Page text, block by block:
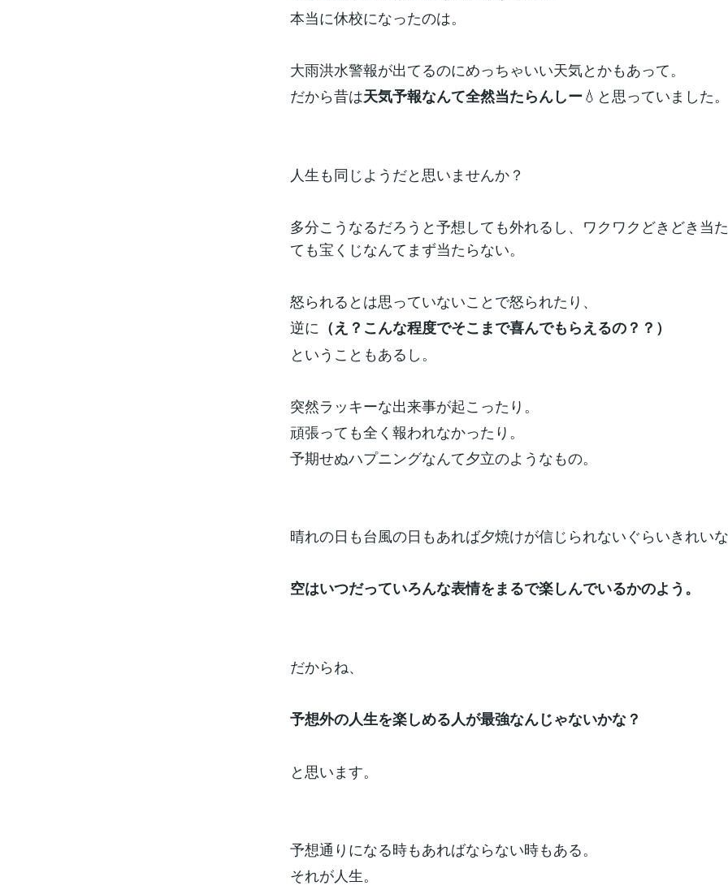
本当に休校になったのは。
大雨洪水警報が出てるのにめっちゃいい天気とかもあって。
だから昔は天気予報なんて全然当たらんしー💧と思っていました。
人生も同じようだと思いませんか？
多分こうなるだろうと予想しても外れるし、ワクワクどきどき当
ても宝くじなんてまず当たらない。
怒られるとは思っていないことで怒られたり、
逆に （え？こんな程度でそこまで喜んでもらえるの？？）
ということもあるし。
突然ラッキーな出来事が起こったり。
頑張っても全く報われなかったり。
予期せぬハプニングなんて夕立のようなもの。
晴れの日も台風の日もあれば夕焼けが信じられないぐらいきれい
空はいつだっていろんな表情をまるで楽しんでいるかのよう。
だからね、
予想外の人生を楽しめる人が最強なんじゃないかな？
と思います。
予想通りになる時もあればならない時もある。
それが人生。